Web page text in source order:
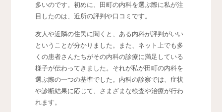
多いのです。初めに、田町の内科を選ぶ際に私が注
目したのは、近所の評判や口コミです。
友人や近隣の住民に聞くと、ある内科が評判がいい
ということが分かりました。また、ネット上でも多
くの患者さんたちがその内科の診療に満足している
様子が伝わってきました。それが私が田町の内科を
選ぶ際の一つの基準でした。内科の診察では、症状
や診断結果に応じて、さまざまな検査や治療が行わ
れます。